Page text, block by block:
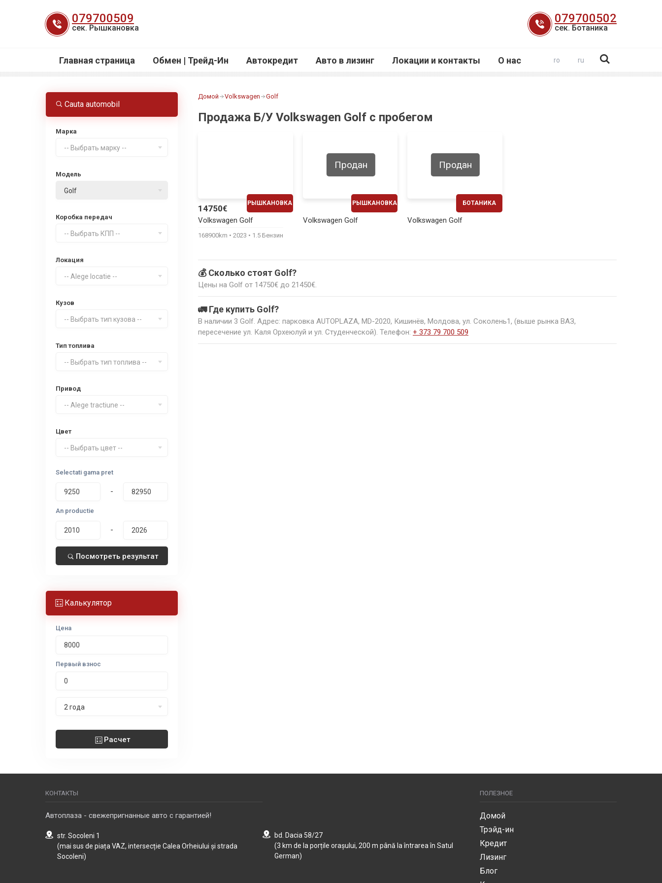
содержанию
079700509
сек. Рышкановка
079700502
сек. Ботаника
Главная страница Обмен | Трейд-Ин Автокредит Авто в лизинг Локации и контакты О нас ro ru
Cauta automobil
Марка
-- Выбрать марку --
Модель
Golf
Коробка передач
-- Выбрать КПП --
Локация
-- Alege locatie --
Кузов
-- Выбрать тип кузова --
Тип топлива
-- Выбрать тип топлива --
Привод
-- Alege tractiune --
Цвет
-- Выбрать цвет --
Selectati gama pret
-
An productie
-
Посмотреть результат
Калькулятор
Цена
Первый взнос
2 года
Расчет
Домой Volkswagen Golf
Продажа Б/У Volkswagen Golf с пробегом
РЫШКАНОВКА
14750€
Volkswagen Golf
168900km 2023 1.5 Бензин
РЫШКАНОВКА
Продан
Volkswagen Golf
БОТАНИКА
Продан
Volkswagen Golf
💰 Сколько стоят Golf?
Цены на Golf от 14750€ до 21450€.
🚛 Где купить Golf?
В наличии 3 Golf. Адрес: парковка AUTOPLAZA, MD-2020, Кишинёв, Молдова, ул. Соколень1, (выше рынка ВАЗ,
пересечение ул. Каля Орхеюлуй и ул. Студенческой). Телефон: + 373 79 700 509
КОНТАКТЫ
Автоплаза - свежепригнанные авто с гарантией!
str. Socoleni 1
(mai sus de piața VAZ, intersecție Calea Orheiului și strada
Socoleni)
bd. Dacia 58/27
(3 km de la porțile orașului, 200 m până la întrarea în Satul
German)
ПОЛЕЗНОЕ
Домой
Трэйд-ин
Кредит
Лизинг
Блог